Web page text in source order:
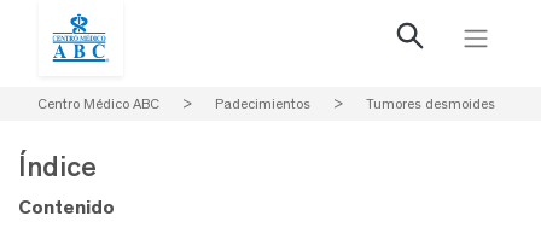
Centro Médico ABC > Padecimientos > Tumores desmoides
Índice
Contenido